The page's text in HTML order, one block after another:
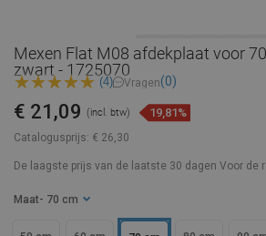
Mexen Flat M08 afdekplaat voor
zwart - 1725070
(4) Vragen(0)
Catalogusprijs: € 26,30
€ 21,09 (incl. btw) 19,81%
De laagste prijs van de laatste 30 dagen Voor de
Maat - 70 cm